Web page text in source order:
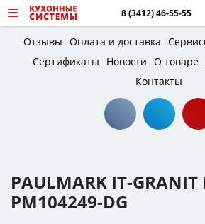
8 (3412) 46-55-55
Отзывы Оплата и доставка
Сертификаты
Новости О товаре
Контакты
PAULMARK IT-GRANIT
PM104249-DG